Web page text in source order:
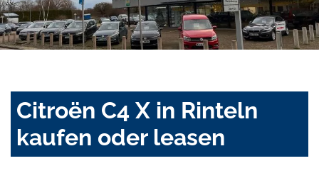
Citroën C4 X in Rinteln
kaufen oder leasen